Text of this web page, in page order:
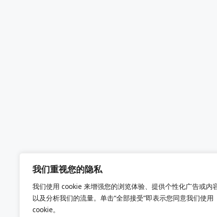
我们重视您的隐私
我们使用 cookie 来增强您的浏览体验、提供个性化广告或内
以及分析我们的流量。单击“全部接受”即表示您同意我们使用
cookie。